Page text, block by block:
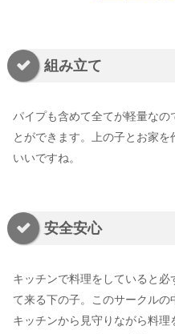
組み立て
パイプも含めて全てが軽量なの
とができます。上の子とお家
いいですね。
安全安心
キッチンで料理をしていると
て来る下の子。このサークル
キッチンから見守りながら料